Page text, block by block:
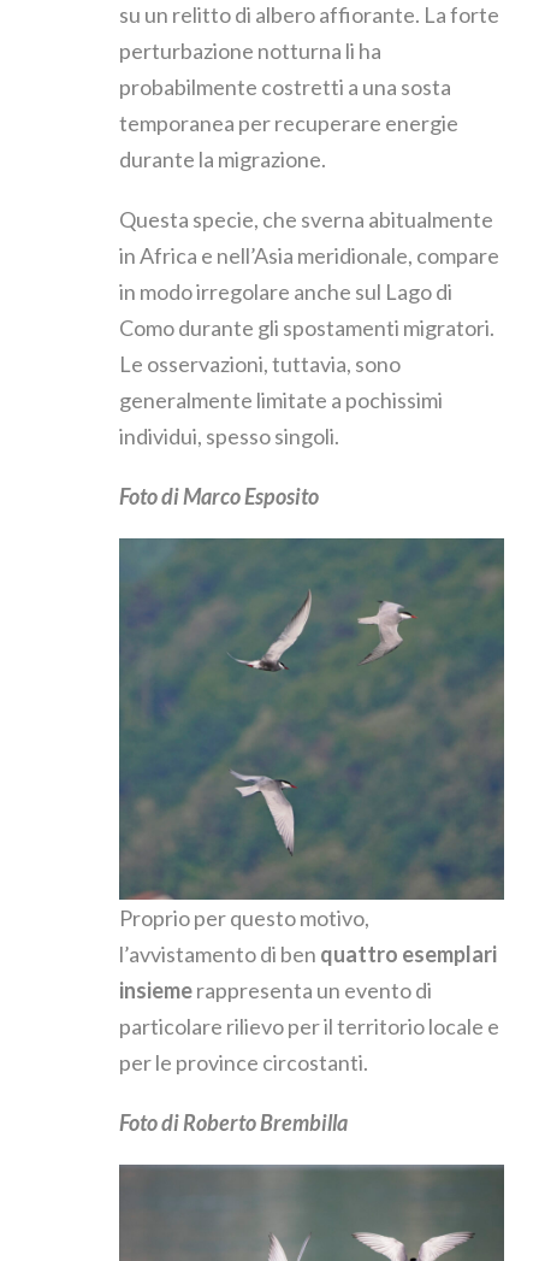
su un relitto di albero affiorante. La forte
perturbazione notturna li ha
probabilmente costretti a una sosta
temporanea per recuperare energie
durante la migrazione.
Questa specie, che sverna abitualmente
in Africa e nell’Asia meridionale, compare
in modo irregolare anche sul Lago di
Como durante gli spostamenti migratori.
Le osservazioni, tuttavia, sono
generalmente limitate a pochissimi
individui, spesso singoli.
Foto di Marco Esposito
Proprio per questo motivo,
l’avvistamento di ben quattro esemplari
insiemerappresenta un evento di
particolare rilievo per il territorio locale e
per le province circostanti.
Foto di Roberto Brembilla